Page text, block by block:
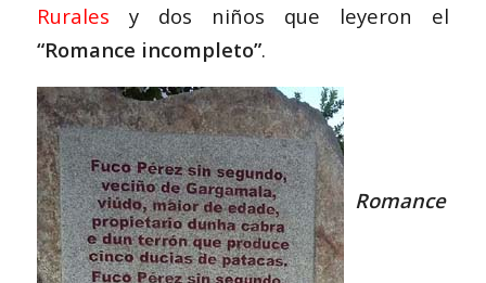
Rurales y dos niños que leyeron el
“Romance incompleto”.
Romance